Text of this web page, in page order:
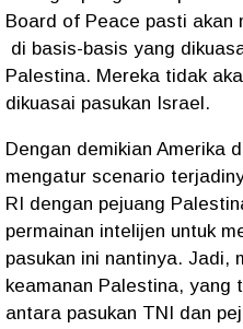
Board of Peace pasti akan
di basis-basis yang
Palestina. Mereka tidak
dikuasai pasukan Israel.
Dengan demikian Amerika
mengatur scenario
RI dengan pejuang
permainan intelijen untuk
pasukan ini nantinya. Jadi,
keamanan Palestina, yang
antara pasukan TNI dan